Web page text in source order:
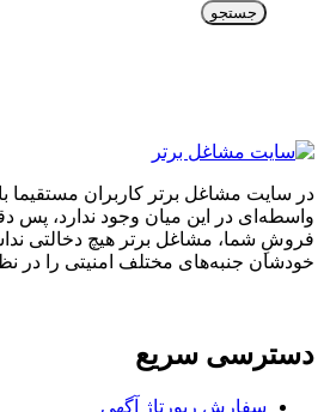
جستجو
در سایت مشاغل برتر کاربران مستقیما
واسطه‌ای در این میان وجود ندارد، پس
فروشِ شما، مشاغل برتر هیچ دخالتی
خودشان جنبه‌های مختلف امنیتی را در
دسترسی سریع
سفارش رپورتاژ آگهی